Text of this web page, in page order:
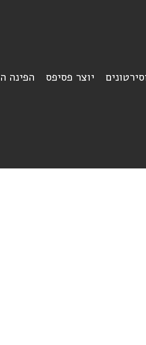
יוצר פסיפס הפינה